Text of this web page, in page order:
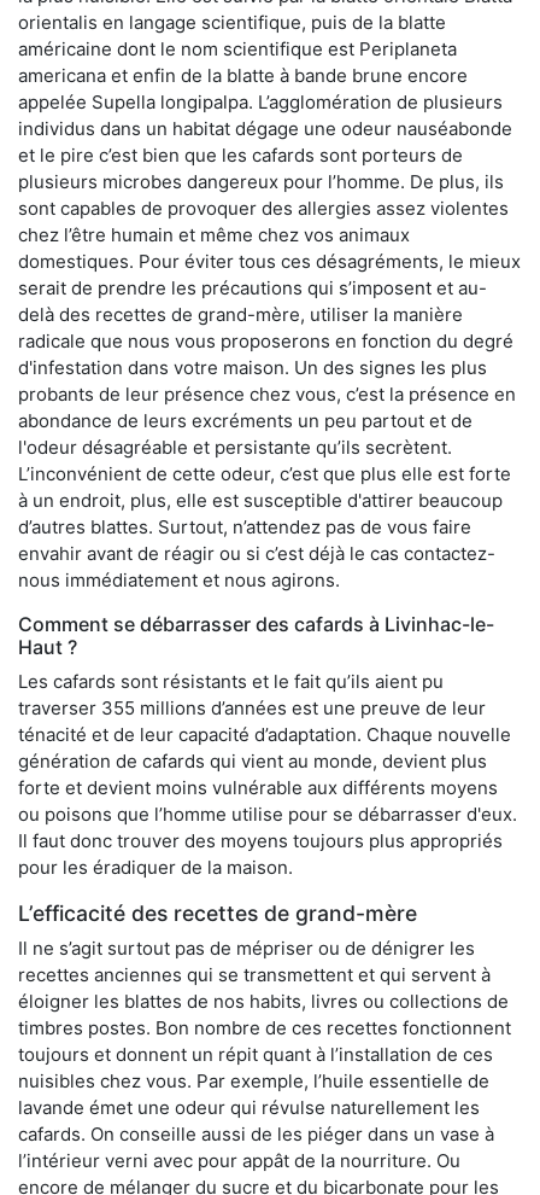
orientalis en langage scientifique, puis de la blatte
américaine dont le nom scientifique est Periplaneta
americana et enfin de la blatte à bande brune encore
appelée Supella longipalpa. L’agglomération de plusieurs
individus dans un habitat dégage une odeur nauséabonde
et le pire c’est bien que les cafards sont porteurs de
plusieurs microbes dangereux pour l’homme. De plus, ils
sont capables de provoquer des allergies assez violentes
chez l’être humain et même chez vos animaux
domestiques. Pour éviter tous ces désagréments, le mieux
serait de prendre les précautions qui s’imposent et au-
delà des recettes de grand-mère, utiliser la manière
radicale que nous vous proposerons en fonction du degré
d'infestation dans votre maison. Un des signes les plus
probants de leur présence chez vous, c’est la présence en
abondance de leurs excréments un peu partout et de
l'odeur désagréable et persistante qu’ils secrètent.
L’inconvénient de cette odeur, c’est que plus elle est forte
à un endroit, plus, elle est susceptible d'attirer beaucoup
d’autres blattes. Surtout, n’attendez pas de vous faire
envahir avant de réagir ou si c’est déjà le cas contactez-
nous immédiatement et nous agirons.
Comment se débarrasser des cafards à Livinhac-le-
Haut ?
Les cafards sont résistants et le fait qu’ils aient pu
traverser 355 millions d’années est une preuve de leur
ténacité et de leur capacité d’adaptation. Chaque nouvelle
génération de cafards qui vient au monde, devient plus
forte et devient moins vulnérable aux différents moyens
ou poisons que l’homme utilise pour se débarrasser d'eux.
Il faut donc trouver des moyens toujours plus appropriés
pour les éradiquer de la maison.
L’efficacité des recettes de grand-mère
Il ne s’agit surtout pas de mépriser ou de dénigrer les
recettes anciennes qui se transmettent et qui servent à
éloigner les blattes de nos habits, livres ou collections de
timbres postes. Bon nombre de ces recettes fonctionnent
toujours et donnent un répit quant à l’installation de ces
nuisibles chez vous. Par exemple, l’huile essentielle de
lavande émet une odeur qui révulse naturellement les
cafards. On conseille aussi de les piéger dans un vase à
l’intérieur verni avec pour appât de la nourriture. Ou
encore de mélanger du sucre et du bicarbonate pour les